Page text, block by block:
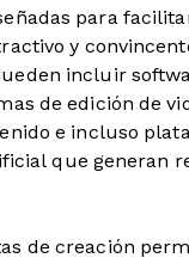
para
y
incluir
de edición de
e incluso
que generan
de creación